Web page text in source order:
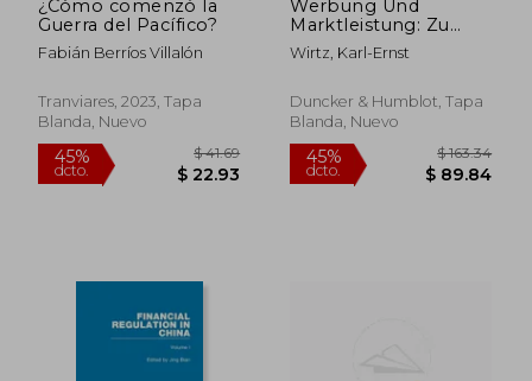
¿Cómo comenzó la
Guerra del Pacífico?
Fabián Berríos Villalón
Tranviares, 2023, Tapa
Blanda, Nuevo
Werbung Und
Marktleistung: Zu
Einem
Anwendungsfeld Fur
Wettbewerbsregeln
(en Alemán)
Wirtz, Karl-Ernst
Duncker & Humblot, Tapa
Blanda, Nuevo